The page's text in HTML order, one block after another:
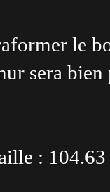
le
sera bien
: